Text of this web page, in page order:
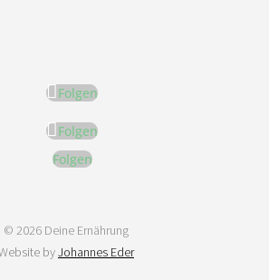
Folgen
Folgen
Folgen
© 2026 Deine Ernährung
byJohannes Eder